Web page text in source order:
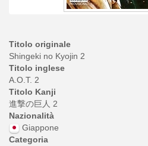
Titolo originale
Shingeki no Kyojin 2
Titolo inglese
A.O.T. 2
Titolo Kanji
進撃の巨人 2
Nazionalità
Giappone
Categoria